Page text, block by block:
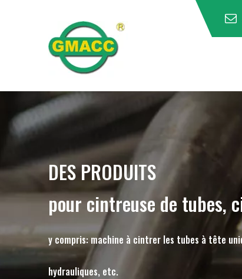
DES PRODUITS
pour cintreuse de tubes,
y compris: machine à cintrer les tubes à tête
hydrauliques, etc.